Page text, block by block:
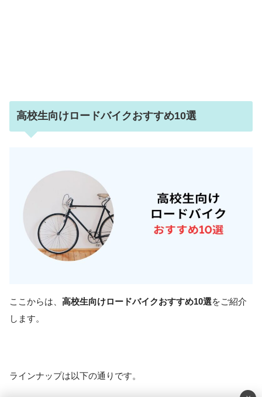
高校生向けロードバイクおすすめ10選
ここからは、 高校生向けロードバイクおすすめ10選をご紹介
します。
ラインナップは以下の通りです。